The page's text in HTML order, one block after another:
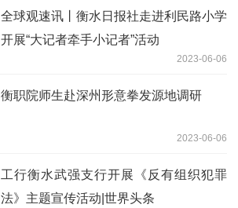
全球观速讯丨衡水日报社走进利民路小学
开展“大记者牵手小记者”活动
2023-06-06
衡职院师生赴深州形意拳发源地调研
2023-06-06
工行衡水武强支行开展《反有组织犯罪
法》主题宣传活动|世界头条